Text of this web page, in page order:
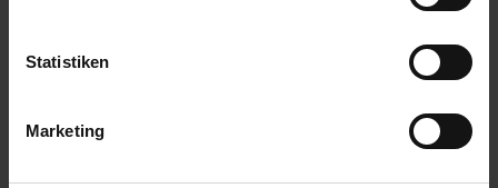
Statistiken
Marketing
Artikelnummer: 3092577000
Bügelsysteme